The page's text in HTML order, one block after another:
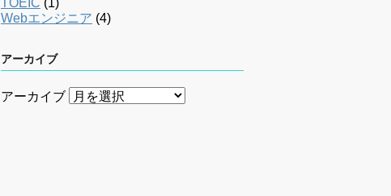
TOEIC (1)
Webエンジニア (4)
アーカイブ
アーカイブ